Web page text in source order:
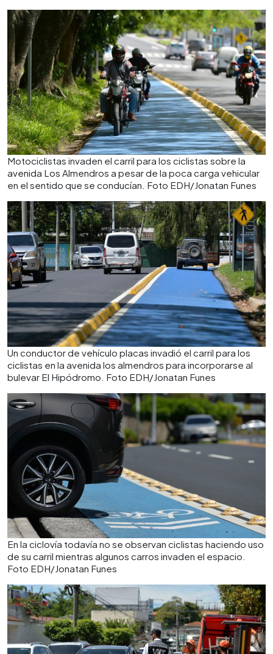
Motociclistas invaden el carril para los ciclistas sobre la
avenida Los Almendros a pesar de la poca carga vehicular
en el sentido que se conducían. Foto EDH/Jonatan Funes
Un conductor de vehículo placas invadió el carril para los
ciclistas en la avenida los almendros para incorporarse al
bulevar El Hipódromo. Foto EDH/Jonatan Funes
En la ciclovía todavía no se observan ciclistas haciendo uso
de su carril mientras algunos carros invaden el espacio.
Foto EDH/Jonatan Funes